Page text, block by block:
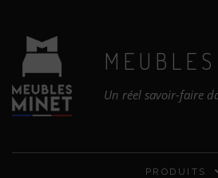
MEUBLES
Un réel savoir-faire
PRODUITS